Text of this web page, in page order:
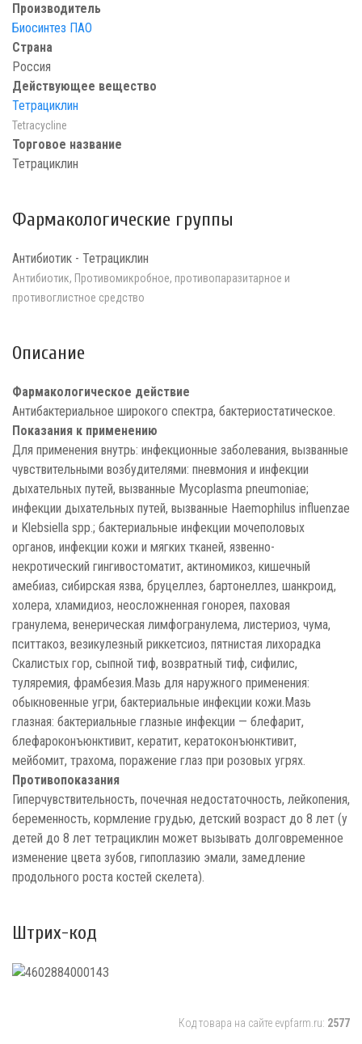
Производитель
Биосинтез ПАО
Страна
Россия
Действующее вещество
Тетрациклин
Tetracycline
Торговое название
Тетрациклин
Фармакологические группы
Антибиотик - Тетрациклин
Антибиотик, Противомикробное, противопаразитарное и
противоглистное средство
Описание
Фармакологическое действие
Антибактериальное широкого спектра, бактериостатическое.
Показания к применению
Для применения внутрь: инфекционные заболевания, вызванные
чувствительными возбудителями: пневмония и инфекции
дыхательных путей, вызванные Mycoplasma pneumoniae;
инфекции дыхательных путей, вызванные Haemophilus influenzae
и Klebsiella spp.; бактериальные инфекции мочеполовых
органов, инфекции кожи и мягких тканей, язвенно-
некротический гингивостоматит, актиномикоз, кишечный
амебиаз, сибирская язва, бруцеллез, бартонеллез, шанкроид,
холера, хламидиоз, неосложненная гонорея, паховая
гранулема, венерическая лимфогранулема, листериоз, чума,
пситтакоз, везикулезный риккетсиоз, пятнистая лихорадка
Скалистых гор, сыпной тиф, возвратный тиф, сифилис,
туляремия, фрамбезия.Мазь для наружного применения:
обыкновенные угри, бактериальные инфекции кожи.Мазь
глазная: бактериальные глазные инфекции — блефарит,
блефароконъюнктивит, кератит, кератоконъюнктивит,
мейбомит, трахома, поражение глаз при розовых угрях.
Противопоказания
Гиперчувствительность, почечная недостаточность, лейкопения,
беременность, кормление грудью, детский возраст до 8 лет (у
детей до 8 лет тетрациклин может вызывать долговременное
изменение цвета зубов, гипоплазию эмали, замедление
продольного роста костей скелета).
Штрих-код
Код товара на сайте evpfarm.ru: 2577